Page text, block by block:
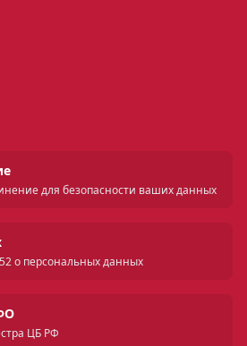
для безопасности ваших данных
о персональных данных
ЦБ РФ